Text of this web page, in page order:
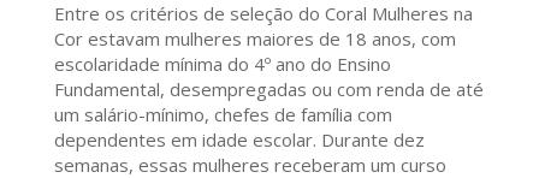
Entre os critérios de seleção do Coral Mulheres na
Cor estavam mulheres maiores de 18 anos, com
escolaridade mínima do 4º ano do Ensino
Fundamental, desempregadas ou com renda de até
um salário-mínimo, chefes de família com
dependentes em idade escolar. Durante dez
semanas, essas mulheres receberam um curso